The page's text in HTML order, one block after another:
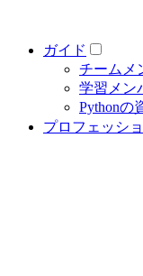
ガイド
チームメ
学習メン
Pythonの
プロフェッシ